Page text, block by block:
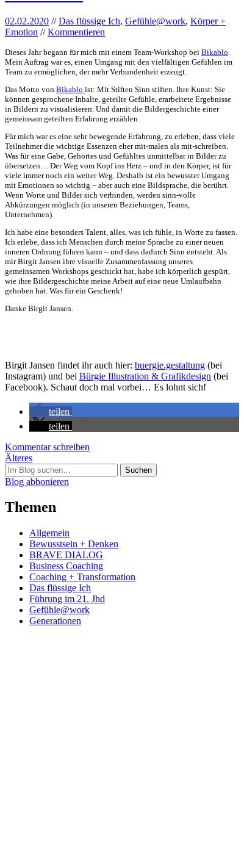
02.02.2020 //Das flüssige Ich, Gefühle@work, Körper +
Emotion //Kommentieren
Dieses Jahr begann für mich mit einem Team-Workshop bei Bikablo
Mein Auftrag war es, einen Umgang mit den vielfältigen Gefühlen im
Team zu ermöglichen, der mehr Verbundenheit erzeugt.
Das Motto von Bikablo ist: Mit Stiften Sinn stiften. Ihre Kunst: Sie
können gesprochene Inhalte, geteilte Gefühle, erarbeitete Ergebnisse
in Bildern zu visualisieren. Und damit die Bildergeschichte einer
gemeinsam geteilten Erfahrung erzählen.
Für mich war es eine sehr bewegende Erfahrung, zu erleben, dass viele
Teilnehmer die wichtige Essenzen eher mit-malen als mit-schreiben.
Was für eine Gabe, Gehörtes und Gefühltes unmittelbar in Bilder zu
übersetzen… Der Weg vom Kopf ins Herz – und in den Körper, ist für
viele immer noch ein weiter Weg. Deshalb ist ein bewusster Umgang
mit Emotionen so wichtig – aber auch eine Bildsprache, die berührt.
Wenn Worte und Bilder sich verbinden, werden sinn-volle
Abkürzungen möglich (in unseren Beziehungen, Teams,
Unternehmen).
Ich habe eine besonders Talent, alles, was ich fühle, in Worte zu fassen.
Ich erlebe, dass ich Menschen durch meine Sprache zu einer neuen
inneren Ordnung führen kann – und dass dadurch Sinn entsteht. Als
mir Birgit Jansen ihre visuelle Zusammenfassung unseres
gemeinsamen Workshops geschickt hat, habe ich körperlich gespürt,
wie ihre Bildergeschichte meine Arbeit auf eine neue Umlaufbahn
gehoben hat. Was für ein Geschenk!
Danke Birgit Jansen.
Birgit Jansen findet ihr auch hier: buergie.gestaltung (bei
Instagram) und bei Bürgie Illustration & Grafikdesign (bei
Facebook). Schaut doch mal vorbei… Es lohnt sich!
teilen
teilen
Kommentar schreiben
Post
navigation
Älteres
Suchen
nach:
Blog abbonieren
Themen
Allgemein
Bewusstsein + Denken
BRAVE DIALOG
Business Coaching
Coaching + Transformation
Das flüssige Ich
Führung im 21. Jhd
Gefühle@work
Generationen